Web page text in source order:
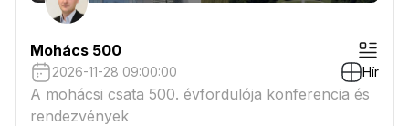
Mohács 500
2026-11-28 09:00:00 Hír
A mohácsi csata 500. évfordulója konferencia és
rendezvények